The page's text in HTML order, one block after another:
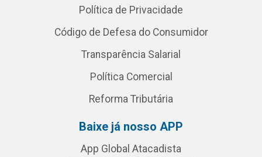
Política de Privacidade
Código de Defesa do Consumidor
Transparência Salarial
Política Comercial
Reforma Tributária
Baixe já nosso APP
App Global Atacadista